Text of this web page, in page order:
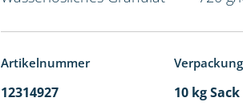
Artikelnummer
12314927 10 kg Sack